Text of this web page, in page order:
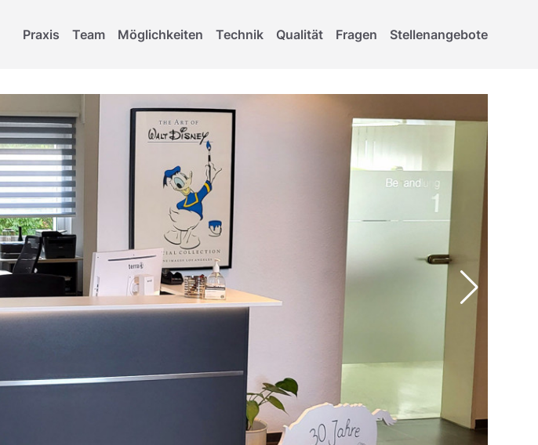
Praxis Team Möglichkeiten Technik Qualität Fragen Stellenangebote